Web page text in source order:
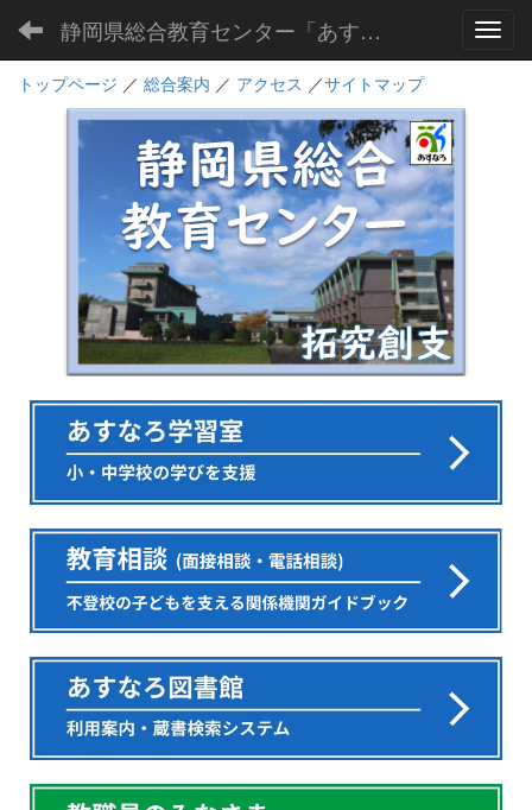
静岡県総合教育センター「あすなろ」
トップページ ／ 総合案内 ／ アクセス ／サイトマップ